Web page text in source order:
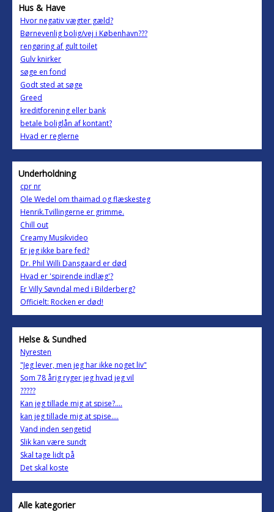
Hus & Have
Hvor negativ vægter gæld?
Børnevenlig bolig/vej i København???
rengøring af gult toilet
Gulv knirker
søge en fond
Godt sted at søge
Greed
kreditforening eller bank
betale boliglån af kontant?
Hvad er reglerne
Underholdning
cpr nr
Ole Wedel om thaimad og flæskesteg
Henrik.Tvillingerne er grimme.
Chill out
Creamy Musikvideo
Er jeg ikke bare fed?
Dr. Phil Willi Dansgaard er død
Hvad er 'spirende indlæg'?
Er Villy Søvndal med i Bilderberg?
Officielt: Rocken er død!
Helse & Sundhed
Nyresten
"Jeg lever, men jeg har ikke noget liv"
Som 78 årig ryger jeg hvad jeg vil
?????
Kan jeg tillade mig at spise?....
kan jeg tillade mig at spise....
Vand inden sengetid
Slik kan være sundt
Skal tage lidt på
Det skal koste
Alle kategorier